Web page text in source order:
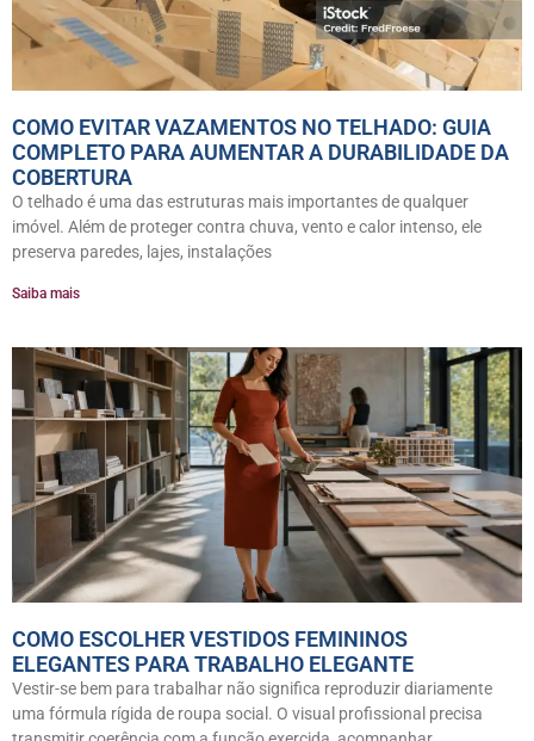
COMO EVITAR VAZAMENTOS NO TELHADO: GUIA
COMPLETO PARA AUMENTAR A DURABILIDADE DA
COBERTURA
O telhado é uma das estruturas mais importantes de qualquer
imóvel. Além de proteger contra chuva, vento e calor intenso, ele
preserva paredes, lajes, instalações
Saiba mais
COMO ESCOLHER VESTIDOS FEMININOS
ELEGANTES PARA TRABALHO ELEGANTE
Vestir-se bem para trabalhar não significa reproduzir diariamente
uma fórmula rígida de roupa social. O visual profissional precisa